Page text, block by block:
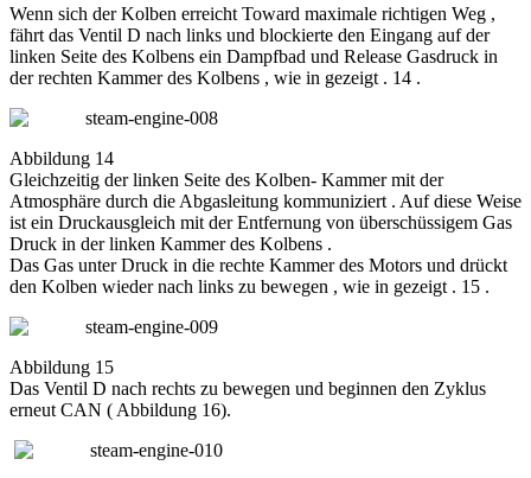
Wenn sich der Kolben erreicht Toward maximale richtigen Weg ,
fährt das Ventil D nach links und blockierte den Eingang auf der
linken Seite des Kolbens ein Dampfbad und Release Gasdruck in
der rechten Kammer des Kolbens , wie in gezeigt . 14 .
Abbildung 14
Gleichzeitig der linken Seite des Kolben- Kammer mit der
Atmosphäre durch die Abgasleitung kommuniziert . Auf diese Weise
ist ein Druckausgleich mit der Entfernung von überschüssigem Gas
Druck in der linken Kammer des Kolbens .
Das Gas unter Druck in die rechte Kammer des Motors und drückt
den Kolben wieder nach links zu bewegen , wie in gezeigt . 15 .
Abbildung 15
Das Ventil D nach rechts zu bewegen und beginnen den Zyklus
erneut CAN ( Abbildung 16).